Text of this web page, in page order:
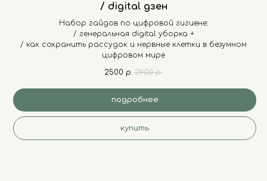
/ digital дзен
Набор гайдов по цифровой гигиене:
/ генеральная digital уборка +
/ как сохранить рассудок и нервные клетки в безумном
цифровом мире
2500 р. 2900 р.
подробнее
купить